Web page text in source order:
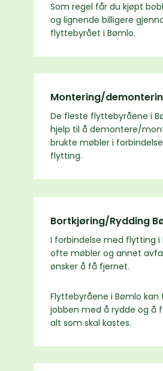
Som regel får du kjøpt
og lignende billigere
flyttebyrået i Bømlo.
Montering/
De fleste flyttebyråene i
hjelp til å demontere/
brukte møbler i
flytting.
Bortkjøring/Rydding
I forbindelse med flytting i
ofte møbler og annet
ønsker å få fjernet.
Flyttebyråene i Bømlo kan
jobben med å rydde og å
alt som skal kastes.